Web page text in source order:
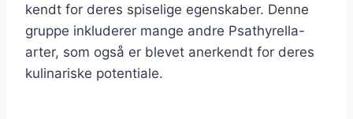
kendt for deres spiselige egenskaber. Denne
gruppe inkluderer mange andre Psathyrella-
arter, som også er blevet anerkendt for deres
kulinariske potentiale.